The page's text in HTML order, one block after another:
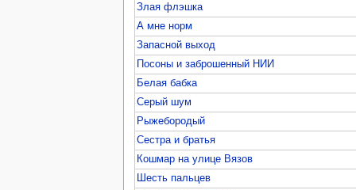
Злая флэшка
А мне норм
Запасной выход
Посоны и заброшенный НИИ
Белая бабка
Серый шум
Рыжебородый
Сестра и братья
Кошмар на улице Вязов
Шесть пальцев